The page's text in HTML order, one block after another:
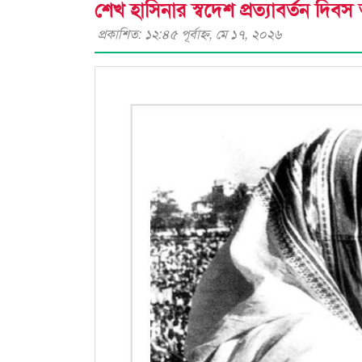
শেখ হাসিনার স্বদেশ প্রত্যাবর্তন
প্রকাশিত: ১২:৪৫ পূর্বাহ্ণ, মে ১৭, ২০২৬